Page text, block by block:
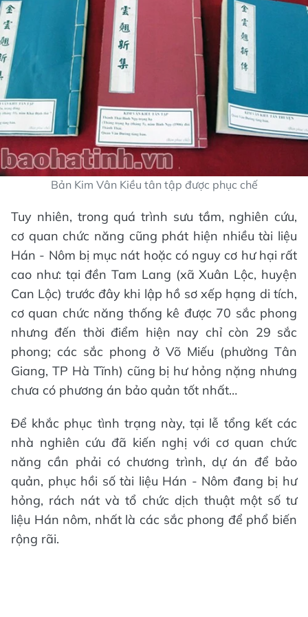
Bản Kim Vân Kiều tân tập được phục chế
Tuy nhiên, trong quá trình sưu tầm, nghiên cứu,
cơ quan chức năng cũng phát hiện nhiều tài liệu
Hán - Nôm bị mục nát hoặc có nguy cơ hư hại rất
cao như: tại đền Tam Lang (xã Xuân Lộc, huyện
Can Lộc) trước đây khi lập hồ sơ xếp hạng di tích,
cơ quan chức năng thống kê được 70 sắc phong
nhưng đến thời điểm hiện nay chỉ còn 29 sắc
phong; các sắc phong ở Võ Miếu (phường Tân
Giang, TP Hà Tĩnh) cũng bị hư hỏng nặng nhưng
chưa có phương án bảo quản tốt nhất…
Để khắc phục tình trạng này, tại lễ tổng kết các
nhà nghiên cứu đã kiến nghị với cơ quan chức
năng cần phải có chương trình, dự án để bảo
quản, phục hồi số tài liệu Hán - Nôm đang bị hư
hỏng, rách nát và tổ chức dịch thuật một số tư
liệu Hán nôm, nhất là các sắc phong để phổ biến
rộng rãi.